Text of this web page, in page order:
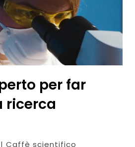
per far
ricerca
| Caffè scientifico